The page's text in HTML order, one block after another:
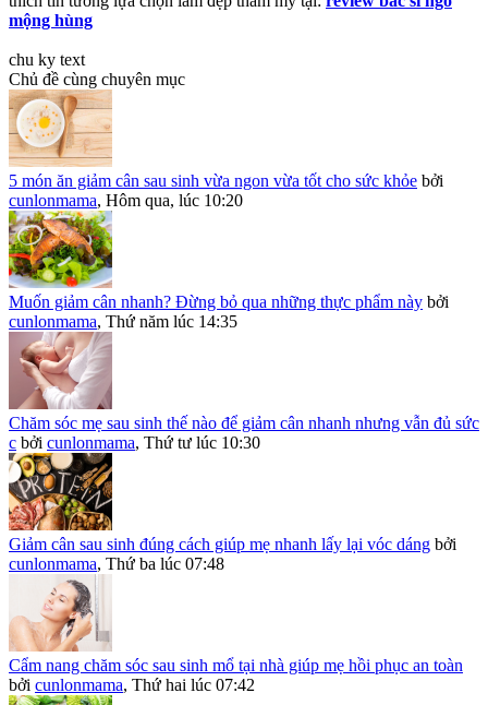
mộng hùng
chu ky text
Chủ đề cùng chuyên mục
5 món ăn giảm cân sau sinh vừa ngon vừa tốt cho sức khỏe bởi
cunlonmama, Hôm qua, lúc 10:20
Muốn giảm cân nhanh? Đừng bỏ qua những thực phẩm này bởi
cunlonmama, Thứ năm lúc 14:35
Chăm sóc mẹ sau sinh thế nào để giảm cân nhanh nhưng vẫn đủ sức
c bởi cunlonmama, Thứ tư lúc 10:30
Giảm cân sau sinh đúng cách giúp mẹ nhanh lấy lại vóc dáng bởi
cunlonmama, Thứ ba lúc 07:48
Cẩm nang chăm sóc sau sinh mổ tại nhà giúp mẹ hồi phục an toàn
bởi cunlonmama, Thứ hai lúc 07:42